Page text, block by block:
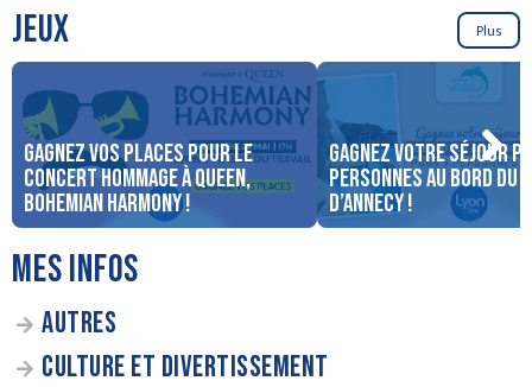
JEUX Plus
Gagnez vos places pour le
concert Hommage à Queen,
Bohemian Harmony !
Gagnez votre séjour
personnes au bord du
d’Annecy !
MES INFOS
AUTRES
CULTURE ET DIVERTISSEMENT